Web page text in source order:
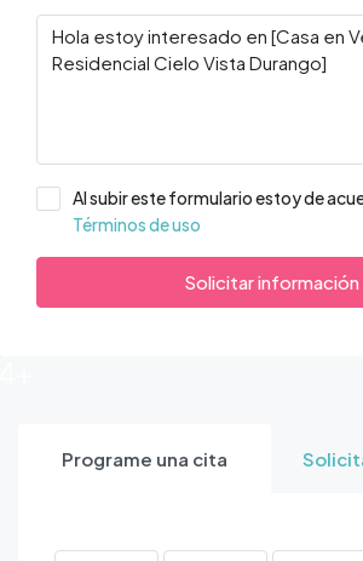
Al subir este formulario estoy de
Términos de uso
Solicitar información
Programe una cita